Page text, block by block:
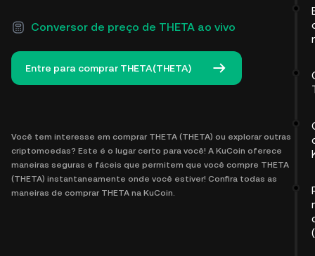
Conversor de preço de THETA ao vivo
Entre para comprar THETA(THETA)
Você tem interesse em comprar THETA (THETA) ou explorar outras
criptomoedas? Este é o lugar certo para você! A KuCoin oferece
maneiras seguras e fáceis que permitem que você compre THETA
(THETA) instantaneamente onde você estiver! Confira todas as
maneiras de comprar THETA na KuCoin.